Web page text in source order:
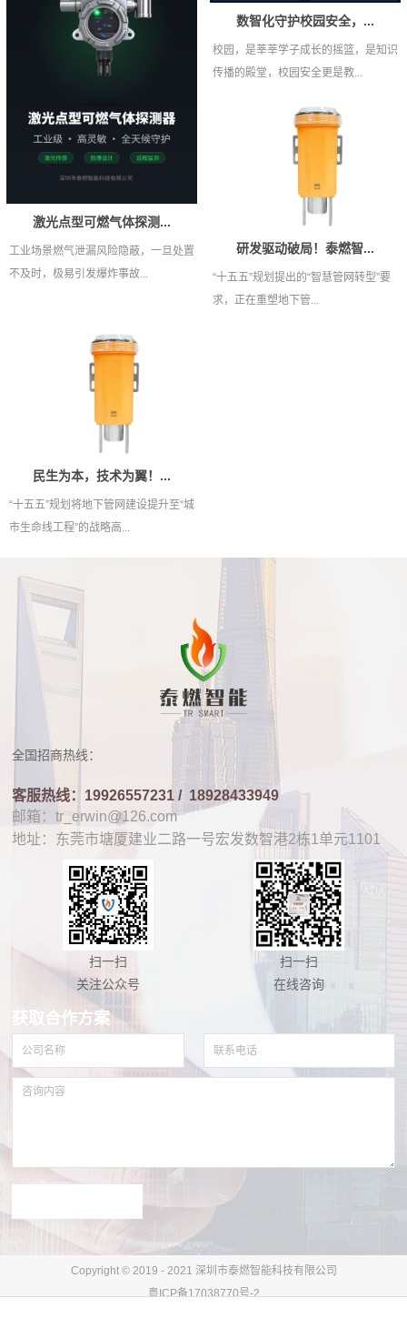
激光点型可燃气体探测...
工业场景燃气泄漏风险隐蔽，一旦处置
不及时，极易引发爆炸事故...
数智化守护校园安全，...
校园，是莘莘学子成长的摇篮，是知识
传播的殿堂，校园安全更是教...
研发驱动破局！泰燃智...
“十五五”规划提出的“智慧管网转型”要
求，正在重塑地下管...
民生为本，技术为翼！...
“十五五”规划将地下管网建设提升至“城
市生命线工程”的战略高...
全国招商热线：
客服热线：19926557231 / 18928433949
邮箱：tr_erwin@126.com
地址：东莞市塘厦建业二路一号宏发数智港2栋1单元1101
扫一扫
关注公众号
扫一扫
在线咨询
获取合作方案
Copyright © 2019 - 2021 深圳市泰燃智能科技有限公司
粤ICP备17038770号-2